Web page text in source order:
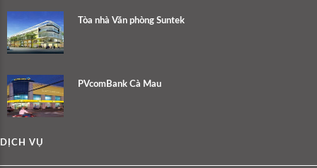
Tòa nhà Văn phòng Suntek
PVcomBank Cà Mau
DỊCH VỤ